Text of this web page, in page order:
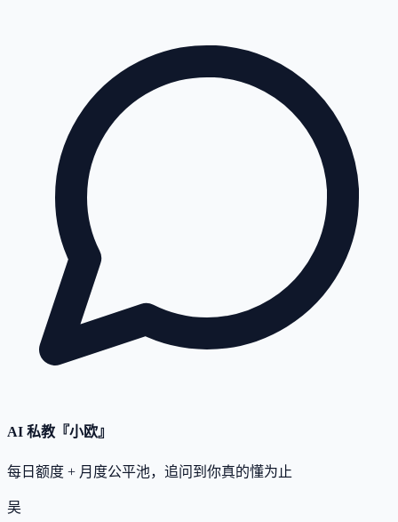
AI 私教『小欧』
每日额度 + 月度公平池，追问到你真的懂为止
吴